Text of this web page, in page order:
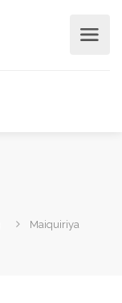
Maiquiriya